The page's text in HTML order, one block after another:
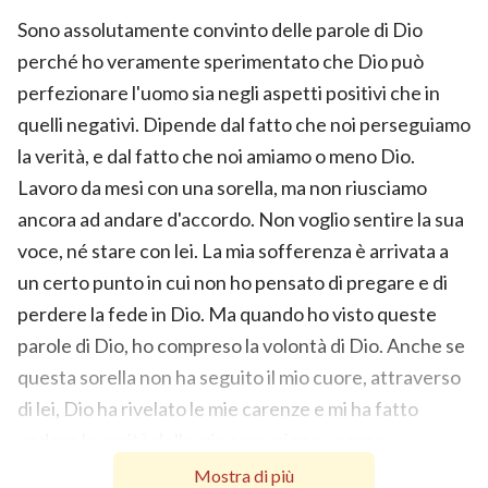
Sono assolutamente convinto delle parole di Dio
perché ho veramente sperimentato che Dio può
perfezionare l'uomo sia negli aspetti positivi che in
quelli negativi. Dipende dal fatto che noi perseguiamo
la verità, e dal fatto che noi amiamo o meno Dio.
Lavoro da mesi con una sorella, ma non riusciamo
ancora ad andare d'accordo. Non voglio sentire la sua
voce, né stare con lei. La mia sofferenza è arrivata a
un certo punto in cui non ho pensato di pregare e di
perdere la fede in Dio. Ma quando ho visto queste
parole di Dio, ho compreso la volontà di Dio. Anche se
questa sorella non ha seguito il mio cuore, attraverso
di lei, Dio ha rivelato le mie carenze e mi ha fatto
detestare gli altri quando fanno qualcosa di male il mio
Mostra di più